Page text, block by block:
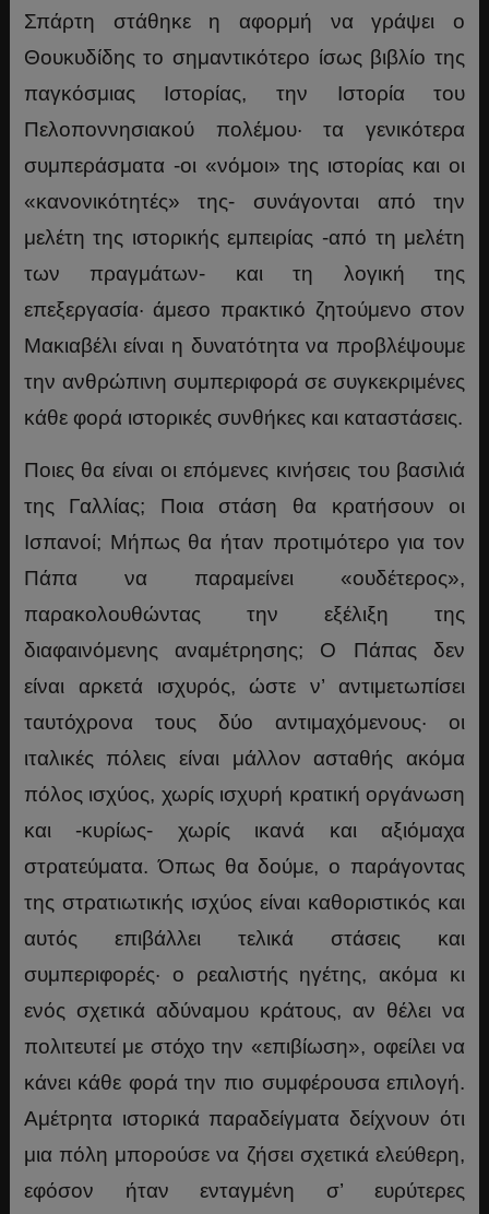
Σπάρτη στάθηκε η αφορμή να γράψει ο
Θουκυδίδης το σημαντικότερο ίσως βιβλίο της
παγκόσμιας Ιστορίας, την Ιστορία του
Πελοποννησιακού πολέμου· τα γενικότερα
συμπεράσματα -οι «νόμοι» της ιστορίας και οι
«κανονικότητές» της- συνάγονται από την
μελέτη της ιστορικής εμπειρίας -από τη μελέτη
των πραγμάτων- και τη λογική της
επεξεργασία· άμεσο πρακτικό ζητούμενο στον
Μακιαβέλι είναι η δυνατότητα να προβλέψουμε
την ανθρώπινη συμπεριφορά σε συγκεκριμένες
κάθε φορά ιστορικές συνθήκες και καταστάσεις.
Ποιες θα είναι οι επόμενες κινήσεις του βασιλιά
της Γαλλίας; Ποια στάση θα κρατήσουν οι
Ισπανοί; Μήπως θα ήταν προτιμότερο για τον
Πάπα να παραμείνει «ουδέτερος»,
παρακολουθώντας την εξέλιξη της
διαφαινόμενης αναμέτρησης; Ο Πάπας δεν
είναι αρκετά ισχυρός, ώστε ν’ αντιμετωπίσει
ταυτόχρονα τους δύο αντιμαχόμενους· οι
ιταλικές πόλεις είναι μάλλον ασταθής ακόμα
πόλος ισχύος, χωρίς ισχυρή κρατική οργάνωση
και -κυρίως- χωρίς ικανά και αξιόμαχα
στρατεύματα. Όπως θα δούμε, ο παράγοντας
της στρατιωτικής ισχύος είναι καθοριστικός και
αυτός επιβάλλει τελικά στάσεις και
συμπεριφορές· ο ρεαλιστής ηγέτης, ακόμα κι
ενός σχετικά αδύναμου κράτους, αν θέλει να
πολιτευτεί με στόχο την «επιβίωση», οφείλει να
κάνει κάθε φορά την πιο συμφέρουσα επιλογή.
Αμέτρητα ιστορικά παραδείγματα δείχνουν ότι
μια πόλη μπορούσε να ζήσει σχετικά ελεύθερη,
εφόσον ήταν ενταγμένη σ’ ευρύτερες